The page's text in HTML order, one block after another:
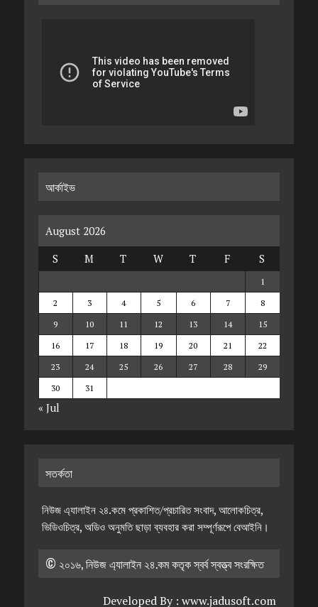
আর্কাইভ
August 2026
S
M T W T F S
1
2
3 4 5 6 7
8
9
10 11 12 13 14
15
16
17 18 19 20 21
22
23
24 25 26 27 28
29
30
31
« Jul
সতর্কতা
নিউজ এ্যালাইন ২৪.কমে প্রকাশিত/প্রচারিত সংবাদ, আলোকচিত্র,
ভিডিওচিত্র, অডিও অনুমতি ছাড়া ব্যবহার করা সম্পূর্ণরূপে বেআইনি।
© ২০১৬, নিউজ এ্যালাইন ২৪.কম কতৃক স্বর্ব স্বত্ত্ব সংরক্ষিত
Developed By :www.jadusoft.com